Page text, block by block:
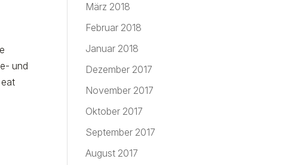
und
März 2018
Februar 2018
Januar 2018
Dezember 2017
November 2017
Oktober 2017
September 2017
August 2017